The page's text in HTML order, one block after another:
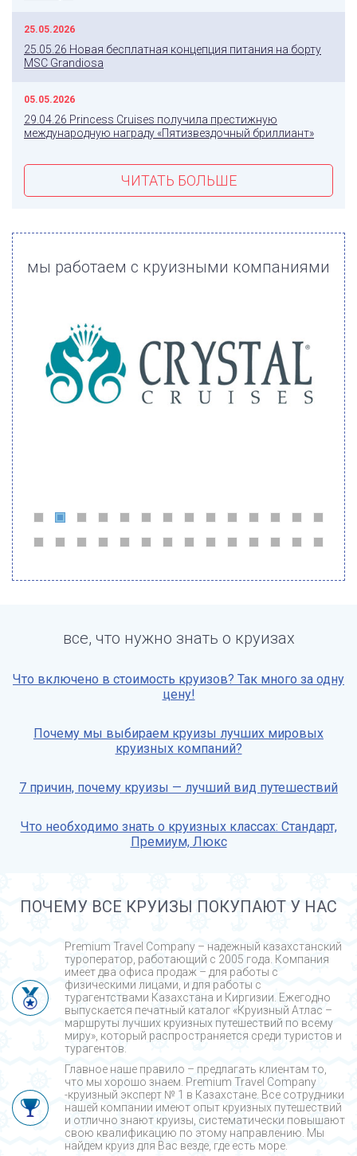
25.05.2026
25.05.26 Новая бесплатная концепция питания на борту
MSC Grandiosa
05.05.2026
29.04.26 Princess Cruises получила престижную
международную награду «Пятизвездочный бриллиант»
ЧИТАТЬ БОЛЬШЕ
мы работаем с круизными компаниями
все, что нужно знать о круизах
Что включено в стоимость круизов? Так много за одну
цену!
Почему мы выбираем круизы лучших мировых
круизных компаний?
7 причин, почему круизы — лучший вид путешествий
Что необходимо знать о круизных классах: Стандарт,
Премиум, Люкс
ПОЧЕМУ ВСЕ КРУИЗЫ ПОКУПАЮТ У НАС
Premium Travel Company – надежный казахстанский
туроператор, работающий с 2005 года. Компания
имеет два офиса продаж – для работы с
физическими лицами, и для работы с
турагентствами Казахстана и Киргизии. Ежегодно
выпускается печатный каталог «Круизный Атлас –
маршруты лучших круизных путешествий по всему
миру», который распространяется среди туристов и
турагентов.
Главное наше правило – предлагать клиентам то,
что мы хорошо знаем. Premium Travel Company
-круизный эксперт № 1 в Казахстане. Все сотрудники
нашей компании имеют опыт круизных путешествий
и отлично знают круизы, систематически повышают
свою квалификацию по этому направлению. Мы
найдем круиз для Вас везде, где есть море.